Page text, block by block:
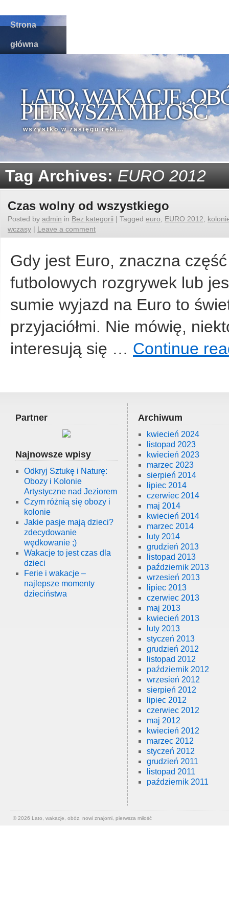
Strona
główna
LATO, WAKACJE,
PIERWSZA MIŁOŚĆ
wszystko w zasięgu ręki…
Tag Archives:EURO 2012
Czas wolny od wszystkiego
Posted by admin in Bez kategorii | Tagged euro EURO 2012
wczasy | Leave a comment
Gdy jest Euro, znaczna
futbolowych rozgrywek lub
sumie wyjazd na Euro to
przyjaciółmi. Nie mówię,
interesują się … Continue
Partner
Najnowsze wpisy
Odkryj Sztukę i Naturę:
Obozy i Kolonie
Artystyczne nad Jeziorem
Czym różnią się obozy i
kolonie
Jakie pasje mają dzieci?
zdecydowanie
wędkowanie ;)
Wakacje to jest czas dla
dzieci
Ferie i wakacje –
najlepsze momenty
dzieciństwa
Archiwum
kwiecień 2024
listopad 2023
kwiecień 2023
marzec 2023
sierpień 2014
lipiec 2014
czerwiec 2014
maj 2014
kwiecień 2014
marzec 2014
luty 2014
grudzień 2013
listopad 2013
październik 2013
wrzesień 2013
lipiec 2013
czerwiec 2013
maj 2013
kwiecień 2013
luty 2013
styczeń 2013
grudzień 2012
listopad 2012
październik 2012
wrzesień 2012
sierpień 2012
lipiec 2012
czerwiec 2012
maj 2012
kwiecień 2012
marzec 2012
styczeń 2012
grudzień 2011
listopad 2011
październik 2011
© 2026 Lato, wakacje, obóz, nowi znajomi, pierwsza miłość